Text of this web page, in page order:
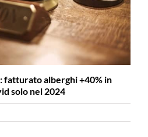
fatturato alberghi +40% in
solo nel 2024